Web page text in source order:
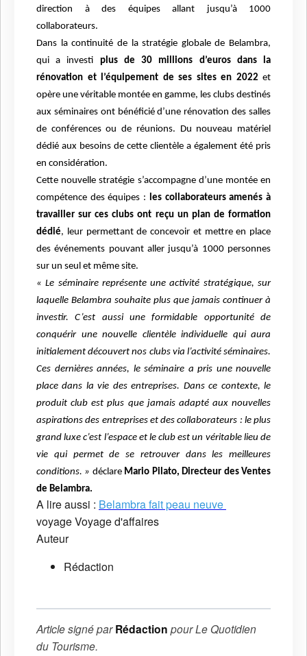
direction à des équipes allant jusqu’à 1000
collaborateurs.
Dans la continuité de la stratégie globale de Belambra,
qui a investi plus de 30 millions d’euros dans la
rénovation et l’équipement de ses sites en 2022 et
opère une véritable montée en gamme, les clubs destinés
aux séminaires ont bénéficié d’une rénovation des salles
de conférences ou de réunions. Du nouveau matériel
dédié aux besoins de cette clientèle a également été pris
en considération.
Cette nouvelle stratégie s’accompagne d’une montée en
compétence des équipes : les collaborateurs amenés à
travailler sur ces clubs ont reçu un plan de formation
dédié, leur permettant de concevoir et mettre en place
des événements pouvant aller jusqu’à 1000 personnes
sur un seul et même site.
« Le séminaire représente une activité stratégique, sur
laquelle Belambra souhaite plus que jamais continuer à
investir. C’est aussi une formidable opportunité de
conquérir une nouvelle clientèle individuelle qui aura
initialement découvert nos clubs via l’activité séminaires.
Ces dernières années, le séminaire a pris une nouvelle
place dans la vie des entreprises. Dans ce contexte, le
produit club est plus que jamais adapté aux nouvelles
aspirations des entreprises et des collaborateurs : le plus
grand luxe c’est l’espace et le club est un véritable lieu de
vie qui permet de se retrouver dans les meilleures
conditions. » déclare Mario Pilato, Directeur des Ventes
de Belambra.
A lire aussi : Belambra fait peau neuve
voyageVoyage d'affaires
Auteur
Rédaction
Article signé parRédaction pourLe Quotidien
du Tourisme.